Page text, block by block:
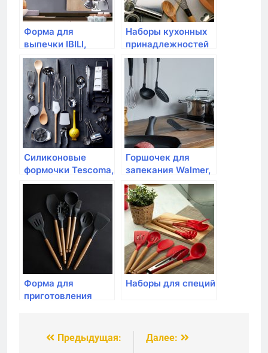
Форма для
выпечки IBILI,
Moka, кулич
Наборы кухонных
принадлежностей
Силиконовые
формочки Tescoma,
бордюр с
сердечками
Горшочек для
запекания Walmer,
IRON-BLACK, с
крышкой, 400мл
Форма для
приготовления
28 х 9см
силиконовая
Наборы для специй
Навигация
Предыдущая:
Далее: